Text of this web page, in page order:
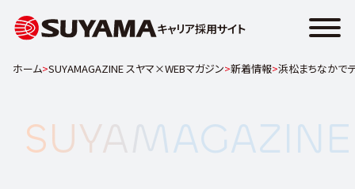
キャリア採用サイト
よ
く
ホーム>SUYAMAGAZINE スヤマ×WEBマガジン>新着情報>浜松まちなかで
SUYAMAGAZINE